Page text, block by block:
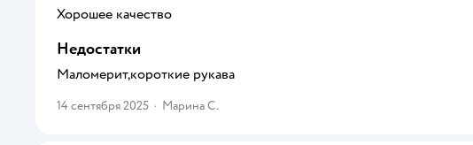
Хорошее качество
Недостатки
Маломерит,короткие рукава
14 сентября 2025 · Марина С.